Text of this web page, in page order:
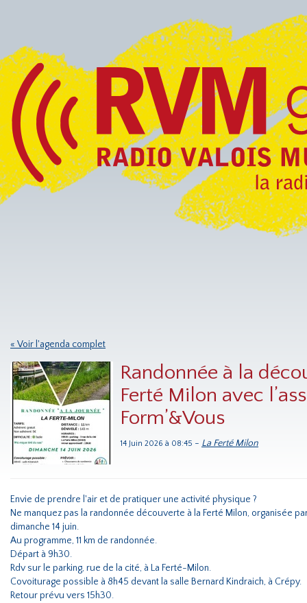
« Voir l'agenda complet
Randonnée à la
Ferté Milon avec
Form’&Vous
14 Juin 2026 à 08:45 - La Ferté Milon
Envie de prendre l'air et de pratiquer une activité physique ?
Ne manquez pas la randonnée découverte à la Ferté Milon, organisée
dimanche 14 juin.
Au programme, 11 km de randonnée.
Départ à 9h30.
Rdv sur le parking, rue de la cité, à La Ferté-Milon.
Covoiturage possible à 8h45 devant la salle Bernard Kindraich, à Crépy.
Retour prévu vers 15h30.